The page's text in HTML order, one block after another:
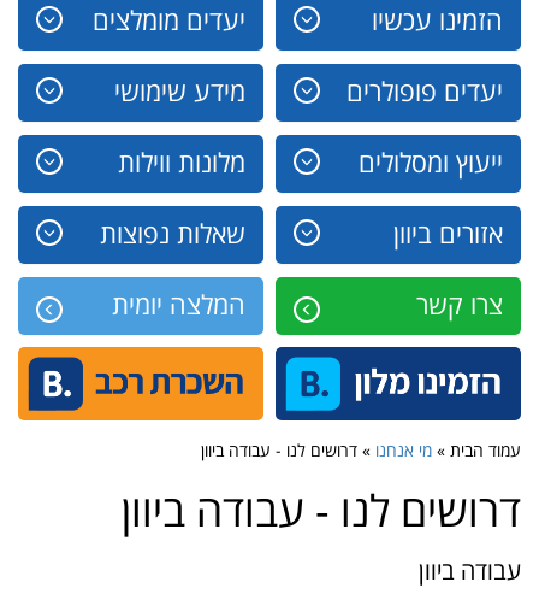
הזמינו עכשיו יעדים מומלצים
יעדים פופולרים מידע שימושי
ייעוץ ומסלולים מלונות ווילות
אזורים ביוון שאלות נפוצות
צרו קשר המלצה יומית
עמוד הבית » מי אנחנו » דרושים לנו - עבודה ביוון
דרושים לנו - עבודה ביוון
עבודה ביוון